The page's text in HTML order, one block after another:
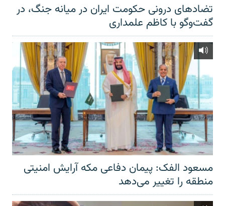
تضادهای درونی حکومت ایران در میانه جنگ، در
گفت‌‌وگو با کاظم علمداری
مسعود الفک: پیمان دفاعی مکه آرایش امنیتی
منطقه را تغییر می‌دهد